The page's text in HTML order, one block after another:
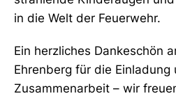
in die Welt der Feuerwehr.
Ein herzliches Dankeschön
Ehrenberg für die
Zusammenarbeit – wir